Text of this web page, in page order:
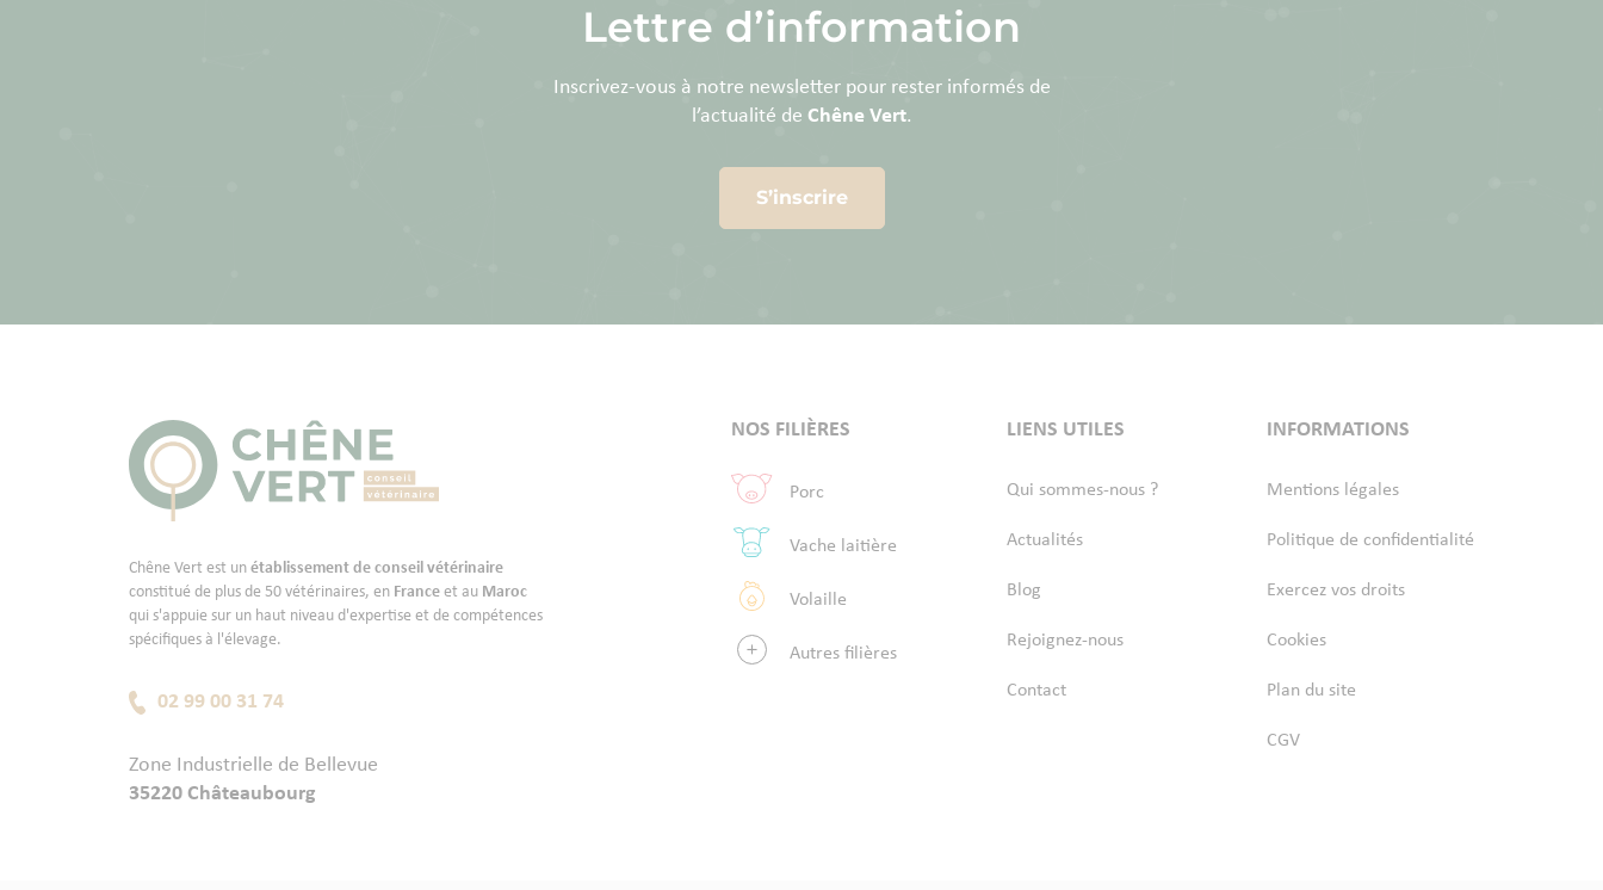
Lettre d’information
Inscrivez-vous à notre newsletter pour rester informés de
l’actualité de Chêne Vert.
S’inscrire
Chêne Vert est un établissement de conseil vétérinaire
constitué de plus de 50 vétérinaires, en Franceet au Maroc
qui s'appuie sur un haut niveau d'expertise et de compétences
spécifiques à l'élevage.
02 99 00 31 74
Zone Industrielle de Bellevue
35220 Châteaubourg
NOS FILIÈRES
Porc
Vache laitière
Volaille
Autres filières
LIENS UTILES
Qui sommes-nous ?
Actualités
Blog
Rejoignez-nous
Contact
INFORMATIONS
Mentions légales
Politique de confidentialité
Exercez vos droits
Cookies
Plan du site
CGV